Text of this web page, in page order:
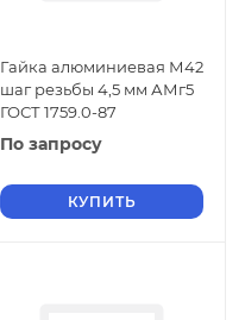
Гайка алюминиевая М42
шаг резьбы 4,5 мм АМг5
ГОСТ 1759.0-87
По запросу
КУПИТЬ